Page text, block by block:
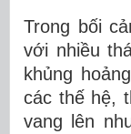
Trong bối
với nhiều
khủng
các thế hệ,
vang lên